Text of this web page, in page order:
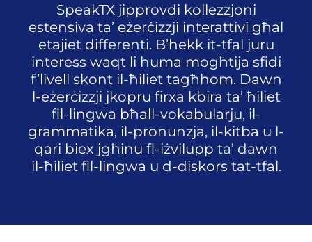
SpeakTX jipprovdi kollezzjoni
estensiva ta’ eżerċizzji interattivi għal
etajiet differenti. B’hekk it-tfal juru
interess waqt li huma mogħtija sfidi
f’livell skont il-ħiliet tagħhom. Dawn
l-eżerċizzji jkopru firxa kbira ta’ ħiliet
fil-lingwa bħall-vokabularju, il-
grammatika, il-pronunzja, il-kitba u l-
qari biex jgħinu fl-iżvilupp ta’ dawn
il-ħiliet fil-lingwa u d-diskors tat-tfal.